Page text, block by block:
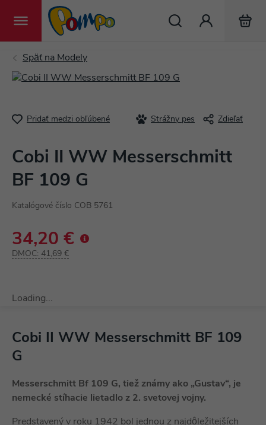
Hľadať
Pridať medzi obľúbené Strážny pes Zdieľať
Cobi II WW Messerschmitt
BF 109 G
Katalógové číslo COB 5761
DMOC: 41,69 €
34,20 €
Loading...
Cobi II WW Messerschmitt BF 109
G
Messerschmitt Bf 109 G, tiež známy ako „Gustav“, je
nemecké stíhacie lietadlo z 2. svetovej vojny.
Predstavený v roku 1942 bol jednou z najdôležitejších